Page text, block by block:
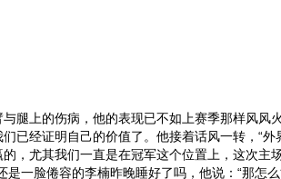
上的伤病，他的表现已不如上赛季那样风风火
已经证明自己的价值了。他接着话风一转，“外
，尤其我们一直是在冠军这个位置上，这次主
是一脸倦容的李楠昨晚睡好了吗，他说：“那怎